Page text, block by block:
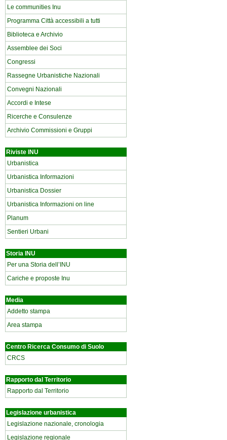
Le communities Inu
Programma Città accessibili a tutti
Biblioteca e Archivio
Assemblee dei Soci
Congressi
Rassegne Urbanistiche Nazionali
Convegni Nazionali
Accordi e Intese
Ricerche e Consulenze
Archivio Commissioni e Gruppi
Riviste INU
Urbanistica
Urbanistica Informazioni
Urbanistica Dossier
Urbanistica Informazioni on line
Planum
Sentieri Urbani
Storia INU
Per una Storia dell’INU
Cariche e proposte Inu
Media
Addetto stampa
Area stampa
Centro Ricerca Consumo di Suolo
CRCS
Rapporto dal Territorio
Rapporto dal Territorio
Legislazione urbanistica
Legislazione nazionale, cronologia
Legislazione regionale